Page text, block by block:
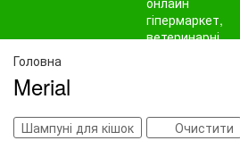
Головна
Merial
Шампуні для кішок Очистити